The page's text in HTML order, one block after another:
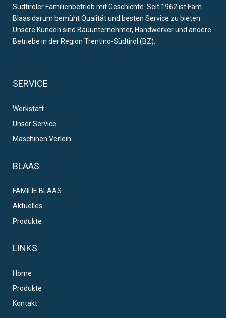
Südtiroler Familienbetrieb mit Geschichte. Seit 1962 ist Fam.
Blaas darum bemüht Qualität und besten Service zu bieten.
Unsere Kunden sind Bauunternehmer, Handwerker und andere
Betriebe in der Region Trentino-Südtirol (BZ).
SERVICE
Werkstatt
Unser Service
Maschinen Verleih
BLAAS
FAMILIE BLAAS
Aktuelles
Produkte
LINKS
Home
Produkte
Kontakt